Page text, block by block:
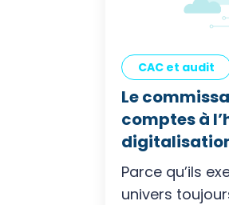
CAC et audit
Le
comptes à
Parce qu’ils
univers